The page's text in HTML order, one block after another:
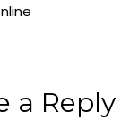
a Reply